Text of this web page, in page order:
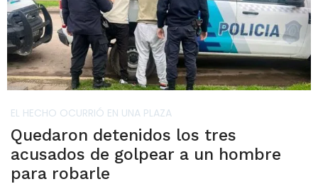
EL HECHO OCURRIÓ EN UNA PLAZA
Quedaron detenidos los tres
acusados de golpear a un hombre
para robarle